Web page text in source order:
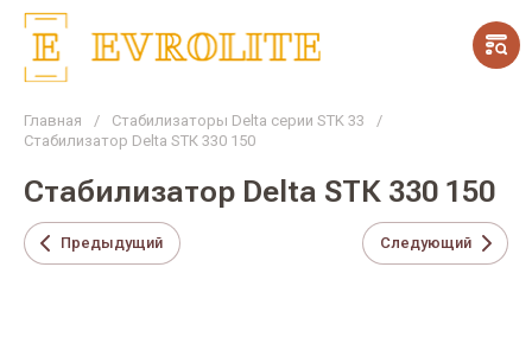
Главная / Стабилизаторы Delta серии STK 33
/
Стабилизатор Delta SТК 330 150
Стабилизатор Delta SТК 330 150
Предыдущий Следующий